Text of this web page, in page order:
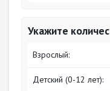
Укажите
Взрослый:
Детский (0-12 лет):